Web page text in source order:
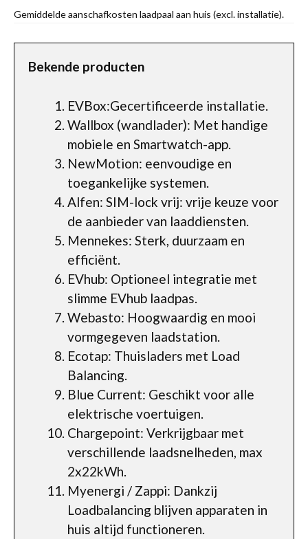
Gemiddelde aanschafkosten laadpaal aan huis (excl. installatie).
Bekende producten
EVBox:Gecertificeerde installatie.
Wallbox (wandlader): Met handige
mobiele en Smartwatch-app.
NewMotion: eenvoudige en
toegankelijke systemen.
Alfen: SIM-lock vrij: vrije keuze voor
de aanbieder van laaddiensten.
Mennekes: Sterk, duurzaam en
efficiënt.
EVhub: Optioneel integratie met
slimme EVhub laadpas.
Webasto: Hoogwaardig en mooi
vormgegeven laadstation.
Ecotap: Thuisladers met Load
Balancing.
Blue Current: Geschikt voor alle
elektrische voertuigen.
Chargepoint: Verkrijgbaar met
verschillende laadsnelheden, max
2x22kWh.
Myenergi / Zappi: Dankzij
Loadbalancing blijven apparaten in
huis altijd functioneren.